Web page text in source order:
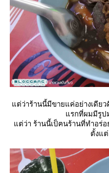
ต่ว่าร้านนี้มีขายแค่อย่างเดียว
รกที่ผมมีรูป
ต่ว่า ร้านนี้เป็ฅนร้านที่ทำอร่อ
ตั้งแ